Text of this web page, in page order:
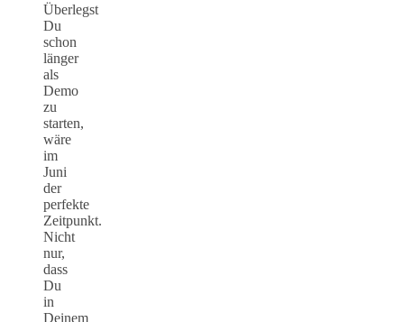
Überlegst
Du
schon
länger
als
Demo
zu
starten,
wäre
im
Juni
der
perfekte
Zeitpunkt.
Nicht
nur,
dass
Du
in
Deinem